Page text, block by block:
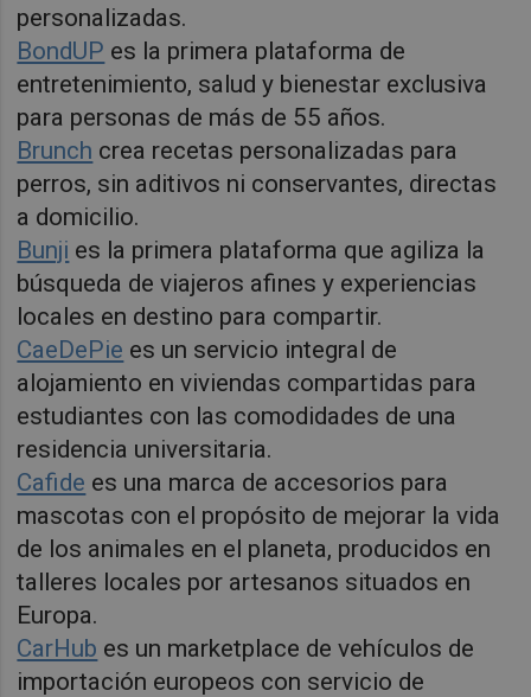
personalizadas.
BondUP es la primera plataforma de
entretenimiento, salud y bienestar exclusiva
para personas de más de 55 años.
Brunch crea recetas personalizadas para
perros, sin aditivos ni conservantes, directas
a domicilio.
Bunji es la primera plataforma que agiliza la
búsqueda de viajeros afines y experiencias
locales en destino para compartir.
CaeDePie es un servicio integral de
alojamiento en viviendas compartidas para
estudiantes con las comodidades de una
residencia universitaria.
Cafide es una marca de accesorios para
mascotas con el propósito de mejorar la vida
de los animales en el planeta, producidos en
talleres locales por artesanos situados en
Europa.
CarHub es un marketplace de vehículos de
importación europeos con servicio de